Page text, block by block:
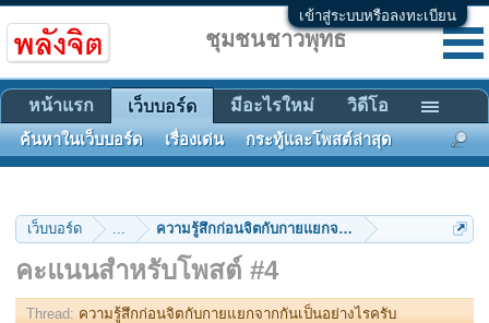
เข้าสู่ระบบหรือลงทะเบียน
เว็บบอร์ด ... ความรู้สึกก่อนจิตกับกายแยกจากกันเป็นอย่างไรครับ
คะแนนสำหรับโพสต์ #4
Thread: ความรู้สึกก่อนจิตกับกายแยกจากกันเป็นอย่างไรครับ
ชุมชนชาวพุทธ
หน้าแรก เว็บบอร์ด
ค้นหาในเว็บบอร์ด เรื่องเด่น กระทู้และโพสต์ล่าสุด
มีอะไรใหม่ วิดีโอ